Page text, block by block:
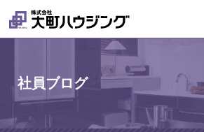
社員ブログ